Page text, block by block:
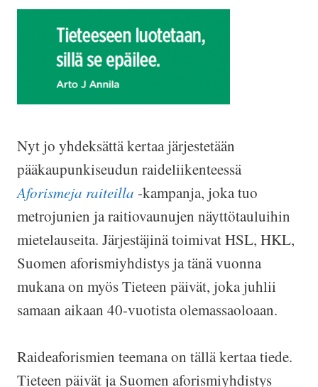
Nyt jo yhdeksättä kertaa järjestetään
pääkaupunkiseudun raideliikenteessä
Aforismeja raiteilla -kampanja, joka tuo
metrojunien ja raitiovaunujen näyttötauluihin
mietelauseita. Järjestäjinä toimivat HSL, HKL,
Suomen aforismiyhdistys ja tänä vuonna
mukana on myös Tieteen päivät, joka juhlii
samaan aikaan 40-vuotista olemassaoloaan.
Raideaforismien teemana on tällä kertaa tiede.
Tieteen päivät ja Suomen aforismiyhdistys